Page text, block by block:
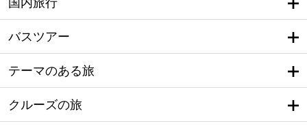
国内旅行
バスツアー
テーマのある旅
クルーズの旅